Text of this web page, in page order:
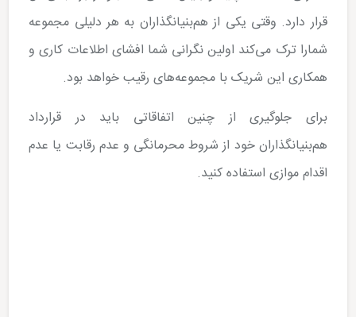
قرار دارد. وقتی یکی از هم‌بنیانگذاران به هر دلیلی مجموعه
شمارا ترک می‌کند اولین نگرانی شما افشای اطلاعات کاری و
همکاری این شریک با مجموعه‌های رقیب خواهد بود.
‌برای جلوگیری از چنین اتفاقاتی باید در قرارداد
هم‌بنیانگذاران خود از شروط محرمانگی و عدم رقابت یا عدم
اقدام موازی استفاده کنید.